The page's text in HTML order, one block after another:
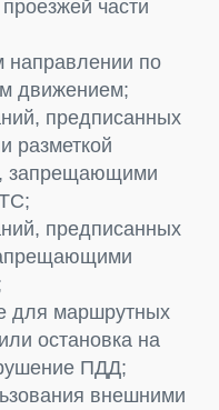
части
направлении по
движением;
предписанных
разметкой
запрещающими
предписанных
для маршрутных
остановка на
ПДД;
внешними